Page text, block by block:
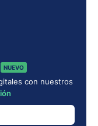
NUEVO
con nuestros